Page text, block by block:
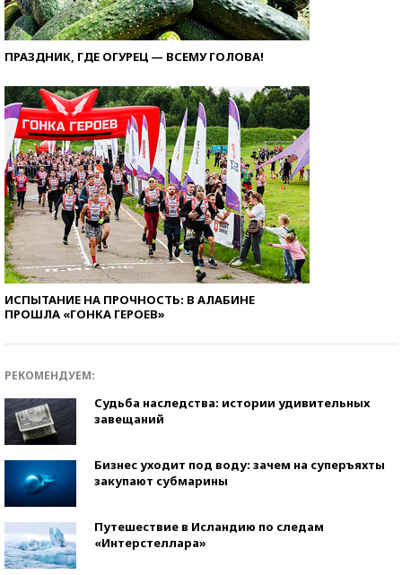
ПРАЗДНИК, ГДЕ ОГУРЕЦ — ВСЕМУ ГОЛОВА!
ИСПЫТАНИЕ НА ПРОЧНОСТЬ: В АЛАБИНЕ
ПРОШЛА «ГОНКА ГЕРОЕВ»
РЕКОМЕНДУЕМ:
Судьба наследства: истории удивительных
завещаний
Бизнес уходит под воду: зачем на суперъяхты
закупают субмарины
Путешествие в Исландию по следам
«Интерстеллара»